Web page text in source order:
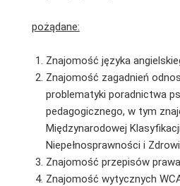
pożądane:
Znajomość języka
Znajomość zagadnień
problematyki poradnictwa
pedagogicznego, w tym
Międzynarodowej
Niepełnosprawności i
Znajomość przepisów
Znajomość wytycznych